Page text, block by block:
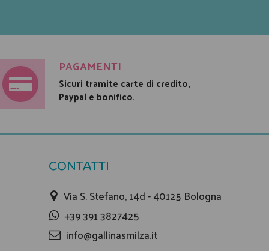
PAGAMENTI
Sicuri tramite carte di credito,
Paypal e bonifico.
CONTATTI
Via S. Stefano, 14d - 40125 Bologna
+39 391 3827425
info@gallinasmilza.it